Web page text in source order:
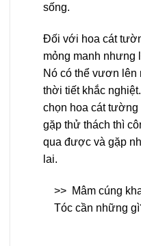
sống.
Đối với hoa cát
mỏng manh nhưng
Nó có thể vươn lên
thời tiết khắc
chọn hoa cát
gặp thử thách thì
qua được và gặp
lai.
>> Mâm cúng
Tóc cần những